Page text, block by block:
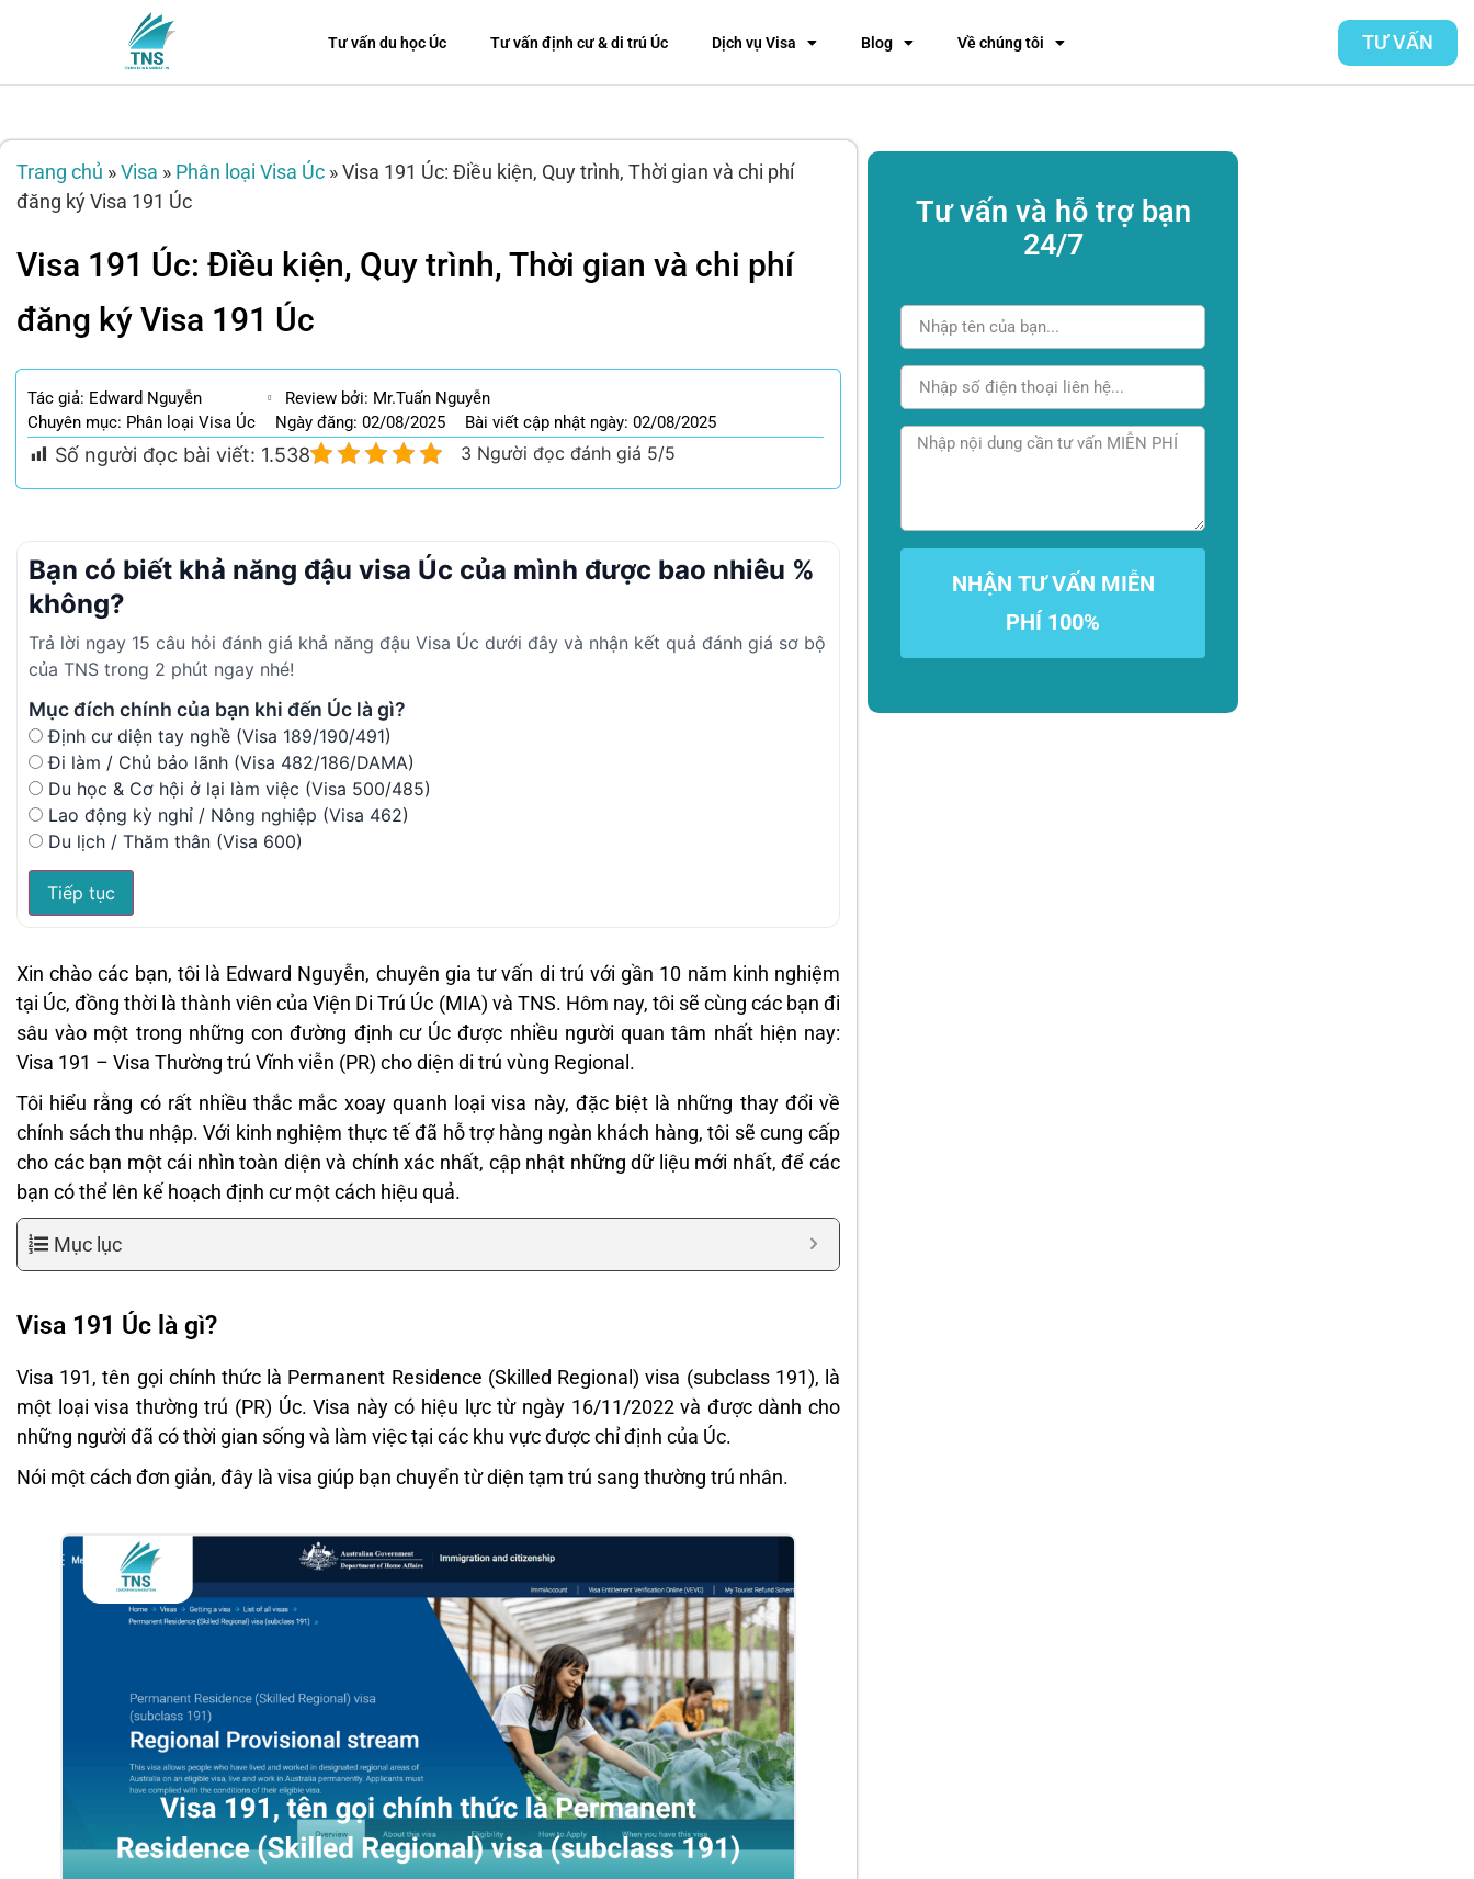
Tư vấn du học Úc Tư vấn định cư & di trú Úc Dịch vụ Visa Blog Về chúng tôi TƯ VẤN
Trang chủ »Visa » Phân loại Visa Úc »Visa 191 Úc: Điều kiện, Quy trình, Thời gian và chi phí
đăng ký Visa 191 Úc
Visa 191 Úc: Điều kiện, Quy trình, Thời gian và chi phí
đăng ký Visa 191 Úc
Tác giả: Edward Nguyễn
Review bởi: Mr.Tuấn Nguyễn
Chuyên mục: Phân loại Visa Úc Ngày đăng: 02/08/2025 Bài viết cập nhật ngày: 02/08/2025
Số người đọc bài viết: 1.538 3 Người đọc đánh giá 5/5
Bạn có biết khả năng đậu visa Úc của mình được bao nhiêu %
không?
Trả lời ngay 15 câu hỏi đánh giá khả năng đậu Visa Úc dưới đây và nhận kết quả đánh giá sơ bộ
của TNS trong 2 phút ngay nhé!
Mục đích chính của bạn khi đến Úc là gì?
Định cư diện tay nghề (Visa 189/190/491)
Đi làm / Chủ bảo lãnh (Visa 482/186/DAMA)
Du học & Cơ hội ở lại làm việc (Visa 500/485)
Lao động kỳ nghỉ / Nông nghiệp (Visa 462)
Du lịch / Thăm thân (Visa 600)
Tiếp tục
Xin chào các bạn, tôi là Edward Nguyễn, chuyên gia tư vấn di trú với gần 10 năm kinh nghiệm
tại Úc, đồng thời là thành viên của Viện Di Trú Úc (MIA) và TNS. Hôm nay, tôi sẽ cùng các bạn đi
sâu vào một trong những con đường định cư Úc được nhiều người quan tâm nhất hiện nay:
Visa 191 – Visa Thường trú Vĩnh viễn (PR) cho diện di trú vùng Regional.
Tôi hiểu rằng có rất nhiều thắc mắc xoay quanh loại visa này, đặc biệt là những thay đổi về
chính sách thu nhập. Với kinh nghiệm thực tế đã hỗ trợ hàng ngàn khách hàng, tôi sẽ cung cấp
cho các bạn một cái nhìn toàn diện và chính xác nhất, cập nhật những dữ liệu mới nhất, để các
bạn có thể lên kế hoạch định cư một cách hiệu quả.
Mục lục
Visa 191 Úc là gì?
Visa 191, tên gọi chính thức là Permanent Residence (Skilled Regional) visa (subclass 191), là
một loại visa thường trú (PR) Úc. Visa này có hiệu lực từ ngày 16/11/2022 và được dành cho
những người đã có thời gian sống và làm việc tại các khu vực được chỉ định của Úc.
Nói một cách đơn giản, đây là visa giúp bạn chuyển từ diện tạm trú sang thường trú nhân.
Tư vấn và hỗ trợ bạn
24/7
NHẬN TƯ VẤN MIỄN
PHÍ 100%